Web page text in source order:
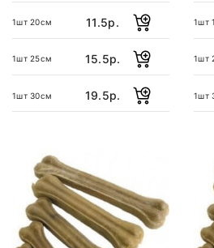
1шт 20см 11.5р.
1шт 25см 15.5р.
1шт 30см 19.5р.
1шт
1шт
1шт